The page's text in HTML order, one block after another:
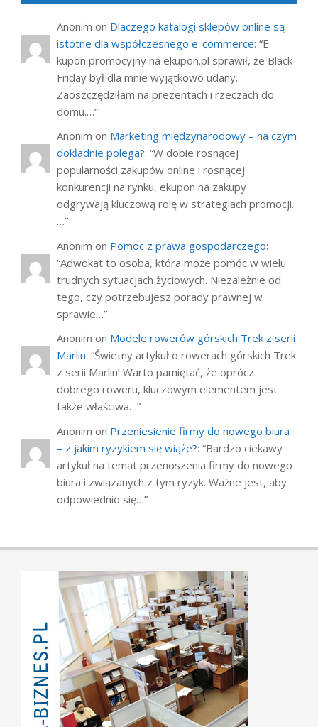
Anonim on Dlaczego katalogi sklepów online są
istotne dla współczesnego e-commerce: “E-
kupon promocyjny na ekupon.pl sprawił, że Black
Friday był dla mnie wyjątkowo udany.
Zaoszczędziłam na prezentach i rzeczach do
domu.…”
Anonim on Marketing międzynarodowy – na czym
dokładnie polega?: “W dobie rosnącej
popularności zakupów online i rosnącej
konkurencji na rynku, ekupon na zakupy
odgrywają kluczową rolę w strategiach promocji.
…”
Anonim on Pomoc z prawa gospodarczego:
“Adwokat to osoba, która może pomóc w wielu
trudnych sytuacjach życiowych. Niezależnie od
tego, czy potrzebujesz porady prawnej w
sprawie…”
Anonim on Modele rowerów górskich Trek z serii
Marlin: “Świetny artykuł o rowerach górskich Trek
z serii Marlin! Warto pamiętać, że oprócz
dobrego roweru, kluczowym elementem jest
także właściwa…”
Anonim on Przeniesienie firmy do nowego biura
– z jakim ryzykiem się wiąże?: “Bardzo ciekawy
artykuł na temat przenoszenia firmy do nowego
biura i związanych z tym ryzyk. Ważne jest, aby
odpowiednio się…”